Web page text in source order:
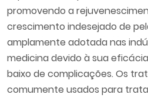
promovendo a
crescimento indesejado de
amplamente adotada nas
medicina devido à sua
baixo de complicações. Os
comumente usados para